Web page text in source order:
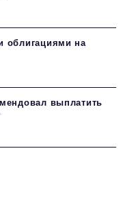
облигациями на
выплатить